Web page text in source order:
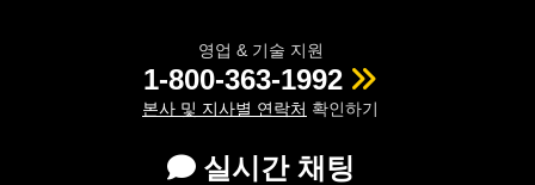
영업 & 기술 지원
1-800-363-1992
본사 및 지사별 연락처 확인하기
실시간 채팅